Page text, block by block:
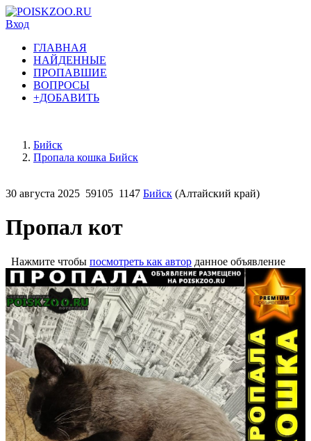
Вход
ГЛАВНАЯ
НАЙДЕННЫЕ
ПРОПАВШИЕ
ВОПРОСЫ
+ДОБАВИТЬ
Бийск
Пропала кошка Бийск
30 августа 2025 59105 1147 Бийск (Алтайский край)
Пропал кот
Нажмите чтобы посмотреть как автор данное объявление